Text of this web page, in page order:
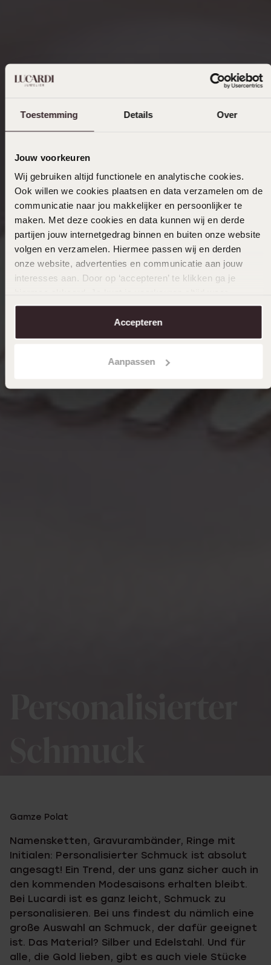
Toestemming Details Over
Jouw voorkeuren
Wij gebruiken altijd functionele en analytische cookies.
Ook willen we cookies plaatsen en data verzamelen om de
communicatie naar jou makkelijker en persoonlijker te
maken. Met deze cookies en data kunnen wij en derde
partijen jouw internetgedrag binnen en buiten onze website
volgen en verzamelen. Hiermee passen wij en derden
onze website, advertenties en communicatie aan jouw
interesses aan. Door op ‘accepteren’ te klikken ga je
aanpassen. Lees er meer over in onscookiebeleid.
Accepteren
Aanpassen
Gamze Polat
Namensketten, Gravurambänder, Ringe mit
Initialen: Personalisierter Schmuck ist absolut
angesagt! Ein Trend, der uns ganz sicher auch in
den kommenden Modesaisons erhalten bleibt.
Bei Lucardi ist es ganz leicht, Schmuck zu
personalisieren. Bei uns findest du nämlich eine
große Auswahl an Schmuck, der dafür geeignet
ist. Das Material? Silber und Edelstahl. Und für
alle, die Gold lieben, gibt es auch viele Stücke